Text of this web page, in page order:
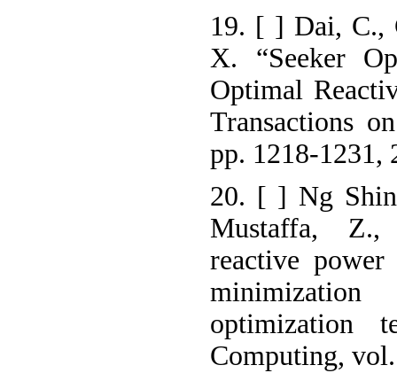
19. [ ] Dai, C.,
X. “Seeker
Optimal
Transactions
pp. 1218-1231,
20. [ ] Ng
Mustaffa,
reactive
optimization
Computing,